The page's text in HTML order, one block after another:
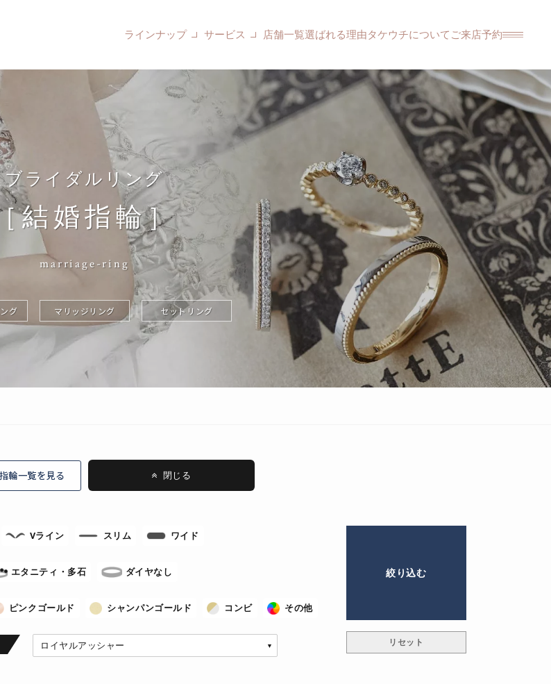
ラインナップ サービス 店舗一覧選ばれる理由タケウチについて ご来店予約
ブライダルリング
［結婚指輪］
marriage-ring
グ マリッジリング セットリング
輪一覧を見る 閉じる
Vライン スリム ワイド
エタニティ・多石 ダイヤなし
ピンクゴールド シャンパンゴールド コンビ その他